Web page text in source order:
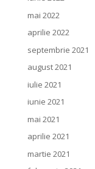
mai 2022
aprilie 2022
septembrie 2021
august 2021
iulie 2021
iunie 2021
mai 2021
aprilie 2021
martie 2021